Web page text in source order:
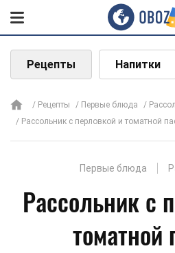
Рецепты Напитки
Рецепты Первые блюда
Рассольник с перловкой и томатной
Первые блюда
Рассольник с
томатной